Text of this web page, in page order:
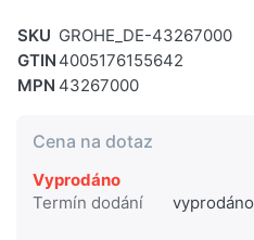
SKU GROHE_DE-43267000
GTIN 4005176155642
MPN 43267000
Cena na dotaz
Vyprodáno
Termín dodání
vyprodáno